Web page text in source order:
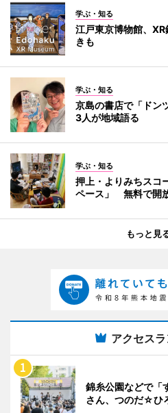
学ぶ・知る
江戸東京博物館、
きも
学ぶ・知る
京島の書店で「ド
3人が地域語る
学ぶ・知る
押上・よりみちスコ
ペース」 無料で開
もっと見
アクセス
錦糸公園などで
さん、つのだ☆ひ